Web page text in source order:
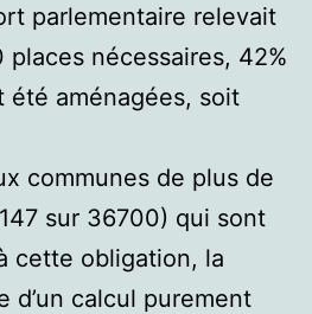
parlementaire relevait
nécessaires, 42%
été aménagées, soit
communes de plus de
sur 36700) qui sont
cette obligation, la
d’un calcul purement